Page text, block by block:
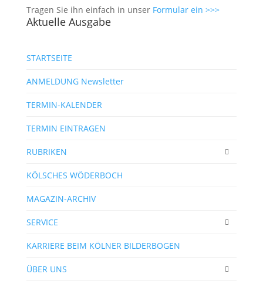
Tragen Sie ihn einfach in unser Formular ein >>>
Aktuelle Ausgabe
STARTSEITE
ANMELDUNG Newsletter
TERMIN-KALENDER
TERMIN EINTRAGEN
RUBRIKEN
KÖLSCHES WÖDERBOCH
MAGAZIN-ARCHIV
SERVICE
KARRIERE BEIM KÖLNER BILDERBOGEN
ÜBER UNS